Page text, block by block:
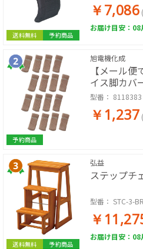
送料無料 予約商品
￥7,086
お届け目安：
予約商品
旭電機化成
【メール
イス脚カバ
型番： 8118383
￥1,237
送料無料 予約商品
弘益
ステップチ
型番： STC-3-BR
￥
お届け目安：